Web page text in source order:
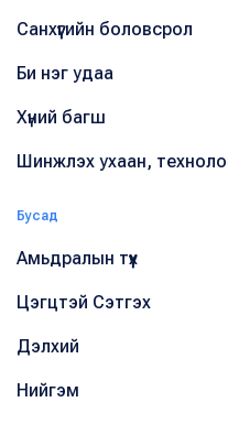
Санхүүгийн боловсрол
Би нэг удаа
Хүний багш
Шинжлэх ухаан,
Бусад
Амьдралын түүх
Цэгцтэй Сэтгэх
Дэлхий
Нийгэм